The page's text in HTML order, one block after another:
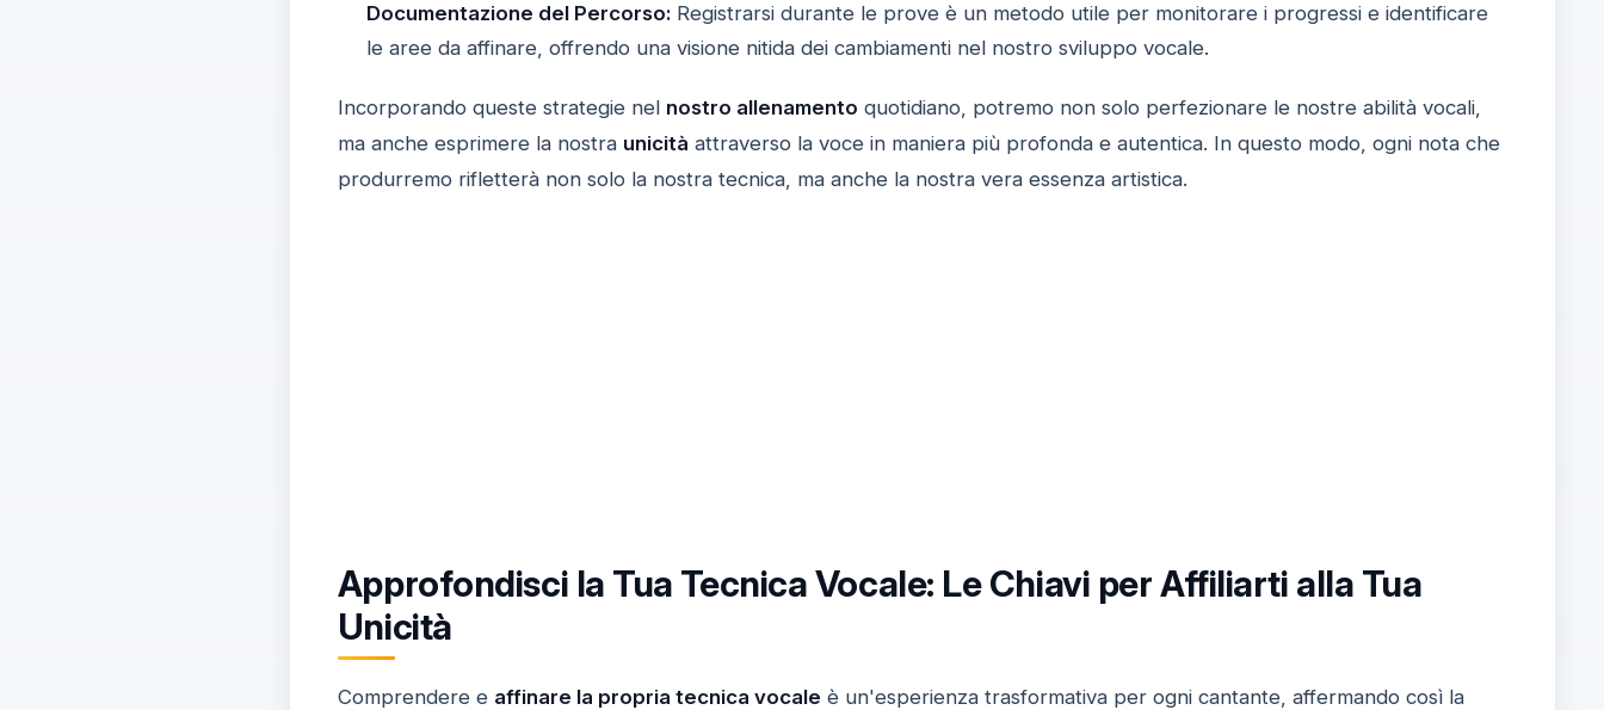
Documentazione del Percorso:Registrarsi durante le prove è un metodo utile per monitorare i progressi e identificare
le aree da affinare, offrendo una visione nitida dei cambiamenti nel nostro sviluppo vocale.
Incorporando queste strategie nel nostro allenamento quotidiano, potremo non solo perfezionare le nostre abilità vocali,
ma anche esprimere la nostra unicità attraverso la voce in maniera più profonda e autentica. In questo modo, ogni nota che
produrremo rifletterà non solo la nostra tecnica, ma anche la nostra vera essenza artistica.
Approfondisci la Tua Tecnica Vocale: Le Chiavi per Affiliarti alla Tua
Unicità
Comprendere e affinare la propria tecnica vocale è un'esperienza trasformativa per ogni cantante, affermando così la